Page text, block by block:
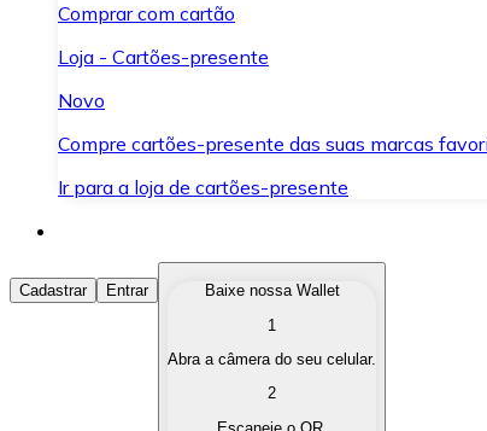
Comprar com cartão
Loja - Cartões-presente
Novo
Compre cartões-presente das suas marcas
Ir para a loja de cartões-presente
Comprar Criptomoedas
Compre as criptomoedas de seu interesse de
Converta suas criptomoedas em moeda
Cadastrar Entrar
Baixe nossa Wallet
1
Abra a câmera do seu celular.
2